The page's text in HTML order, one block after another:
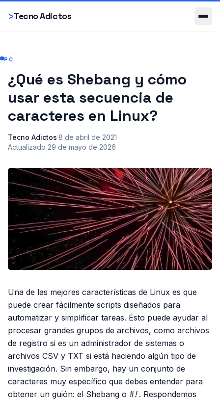
>Tecno Adictos
Smartphones
PC
¿Qué es Shebang y cómo
usar esta secuencia de
caracteres en Linux?
Tecno Adictos·8 de abril de 2021·
Actualizado 29 de mayo de 2026
Una de las mejores características de Linux es que
puede crear fácilmente scripts diseñados para
automatizar y simplificar tareas. Esto puede ayudar al
procesar grandes grupos de archivos, como archivos
de registro si es un administrador de sistemas o
archivos CSV y TXT si está haciendo algún tipo de
investigación. Sin embargo, hay un conjunto de
caracteres muy específico que debes entender para
obtener un guión: el Shebang o #! . Respondemos